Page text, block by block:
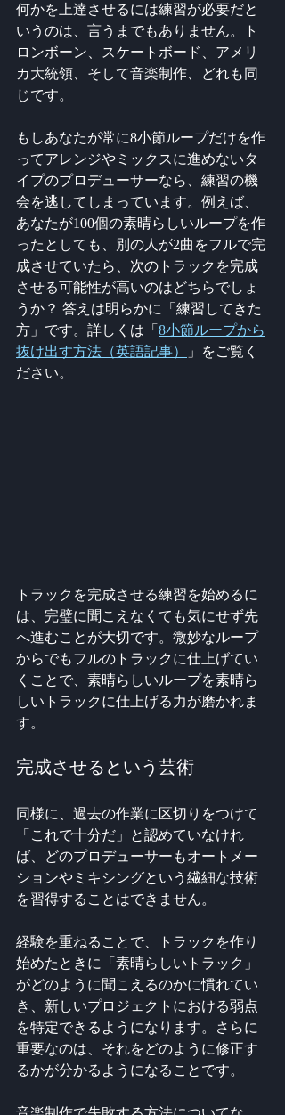
何かを上達させるには練習が必要だと
いうのは、言うまでもありません。ト
ロンボーン、スケートボード、アメリ
カ大統領、そして音楽制作、どれも同
じです。
もしあなたが常に8小節ループだけを作
ってアレンジやミックスに進めないタ
イプのプロデューサーなら、練習の機
会を逃してしまっています。例えば、
あなたが100個の素晴らしいループを作
ったとしても、別の人が2曲をフルで完
成させていたら、次のトラックを完成
させる可能性が高いのはどちらでしょ
うか？ 答えは明らかに「練習してきた
方」です。詳しくは「 8小節ループから
抜け出す方法（英語記事）
」をご覧く
ださい。
トラックを完成させる練習を始めるに
は、完璧に聞こえなくても気にせず先
へ進むことが大切です。微妙なループ
からでもフルのトラックに仕上げてい
くことで、素晴らしいループを素晴ら
しいトラックに仕上げる力が磨かれま
す。
完成させるという芸術
同様に、過去の作業に区切りをつけて
「これで十分だ」と認めていなけれ
ば、どのプロデューサーもオートメー
ションやミキシングという繊細な技術
を習得することはできません。
経験を重ねることで、トラックを作り
始めたときに「素晴らしいトラック」
がどのように聞こえるのかに慣れてい
き、新しいプロジェクトにおける弱点
を特定できるようになります。さらに
重要なのは、それをどのように修正す
るかが分かるようになることです。